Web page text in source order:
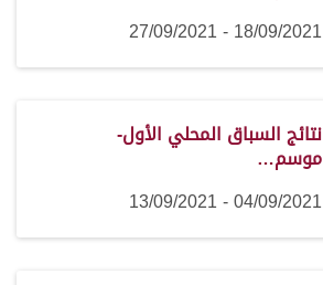
18/09/2021 - 27/09/2021
نتائج السباق المحلي الأول-
موسم…
04/09/2021 - 13/09/2021